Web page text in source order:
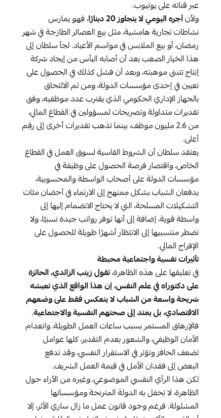
عبر قناته على يوتيوب.
ولأنأجره اليومي لا يتجاوز 20 دينارًا
، فهو يمارس
نشاطات تجارية هامشية، مثل بيع العصائر الطازجة في شهر
رمضان، أو بيع الملابس في مواسم الأعياد. لجأ سلطان إلى
هذا الخيار الصعب بعد أن أصابه اليأس من إيجاد شركة
إنتاج تتبنى موهبته، وبعد أن فشل كذلك في الحصول على
تعيين في إحدى مؤسسات الدولة، ومن ثم الالتحاق
بالجهاز الإداري الحكومي الذي يقترب عدد موظفيه، وفق
تقديرات متداولة وتصريحات لمسؤولين في القطاع المالي،
من 2.6 مليون موظف، بينما تذهب تقديرات أخرى إلى رقم
أعلى.
يعتقد سلطان أن الشروط القاسية لسوق العمل في القطاع
الخاص، واقتصار فرصة الحصول على وظيفة في
مؤسسات الدولة على أصحاب الواسطة والمحسوبية،
يدفعان الشباب بشكل ممنهج إلى الارتماء في أحضان مئات
التشكيلات المسلحة، التي لا يحتاج الانضمام إليها إلى
واسطة قوية، إضافة إلى أنها توفر رواتب جيدة نسبيًا، ولا
تضطر منتسبيها إلى الانتظار أشهرًا طويلة للحصول على
الإفراج المالي.
تأثيرات نفسية واجتماعية محبطة
في تعليقها على هذه الظاهرة،تقول زينب الزائدي، الحائزة
على دكتوراه في علم النفس، إن هذا الواقع الذي تعيشه
شريحة واسعة من الشباب لا ينعكس فقط على وضعهم
الاقتصادي، بل يمتد إلى صحتهم النفسية والاجتماعية.
فالإرهاق المستمر بسبب ساعات العمل الطويلة، وانعدام
الأمان الوظيفي، والشعور بعدم التقدير، كلها عوامل
تضعف الحافز وتؤثر في الاستقرار النفسي، وقد تدفع
البعض إلى فقدان الأمل في قيمة العمل الشريف.
لكن هذا الرأي النفسي الموضوعي، وغيره من الآراء حول
الظاهرة، لا تحفل به الدولة المترنحة ومؤسساتها
المشلولة. فرغم وجود قانون عمل ما زال ساري الأثر، إلا